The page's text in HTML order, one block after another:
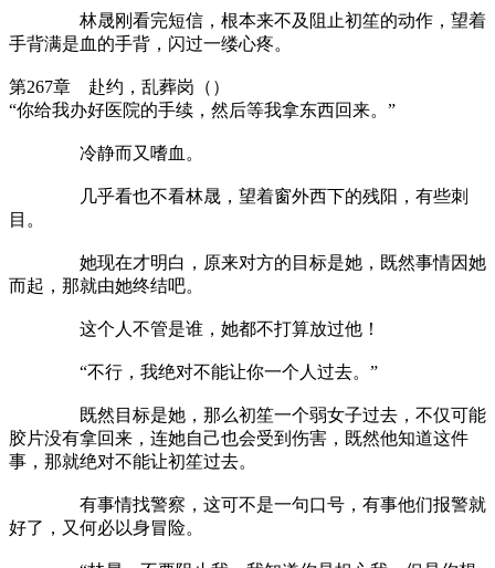
林晟刚看完短信，根本来不及阻止初笙的动作，望着
手背满是血的手背，闪过一缕心疼。
第267章 赴约，乱葬岗（）
“你给我办好医院的手续，然后等我拿东西回来。”
冷静而又嗜血。
几乎看也不看林晟，望着窗外西下的残阳，有些刺
目。
她现在才明白，原来对方的目标是她，既然事情因她
而起，那就由她终结吧。
这个人不管是谁，她都不打算放过他！
“不行，我绝对不能让你一个人过去。”
既然目标是她，那么初笙一个弱女子过去，不仅可能
胶片没有拿回来，连她自己也会受到伤害，既然他知道这件
事，那就绝对不能让初笙过去。
有事情找警察，这可不是一句口号，有事他们报警就
好了，又何必以身冒险。